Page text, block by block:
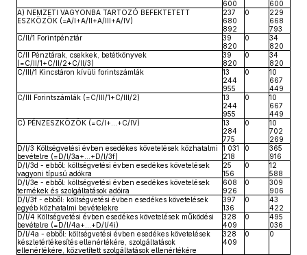
600
600
A) NEMZETI VAGYONBA TARTOZÓ BEFEKTETETT
ESZKÖZÖK (=A/I+A/II+A/III+A/IV)
237
680
892
0
229
668
793
C/II/1 Forintpénztár
39
820
0
34
820
C/II Pénztárak, csekkek, betétkönyvek
(=C/II/1+C/II/2+C/II/3)
39
820
0
34
820
C/III/1 Kincstáron kívüli forintszámlák
13
244
955
0
10
667
449
C/III Forintszámlák (=C/III/1+C/III/2)
13
244
955
0
10
667
449
C) PÉNZESZKÖZÖK (=C/I+…+C/IV)
13
284
775
0
10
702
269
D/I/3 Költségvetési évben esedékes követelések közhatalmi
bevételre (=D/I/3a+…+D/I/3f)
1 031
218
0
365
916
D/I/3d - ebből: költségvetési évben esedékes követelések
vagyoni típusú adókra
25
156
0
12
588
D/I/3e - ebből: költségvetési évben esedékes követelések
termékek és szolgáltatások adóira
608
926
0
309
906
D/I/3f - ebből: költségvetési évben esedékes követelések
egyéb közhatalmi bevételekre
397
136
0
43
422
D/I/4 Költségvetési évben esedékes követelések működési
bevételre (=D/I/4a+…+D/I/4i)
328
409
0
495
036
D/I/4a - ebből: költségvetési évben esedékes követelések
készletértékesítés ellenértékére, szolgáltatások
ellenértékére, közvetített szolgáltatások ellenértékére
328
409
0 0